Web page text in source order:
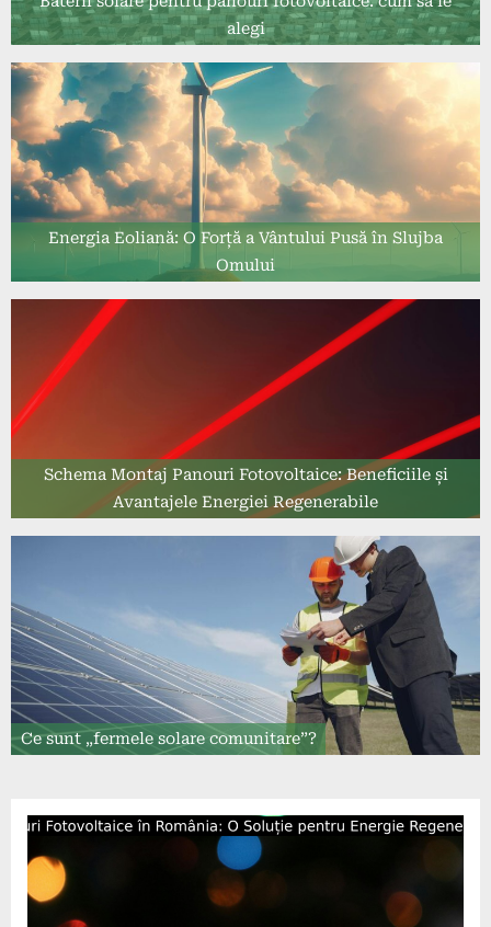
alegi
Energia Eoliană: O Forță a Vântului Pusă în Slujba
Omului
Schema Montaj Panouri Fotovoltaice: Beneficiile și
Avantajele Energiei Regenerabile
Ce sunt „fermele solare comunitare”?